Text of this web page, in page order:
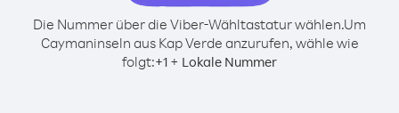
Die Nummer über die Viber-Wähltastatur wählen.Um
Caymaninseln aus Kap Verde anzurufen, wähle wie
folgt:+1 + Lokale Nummer